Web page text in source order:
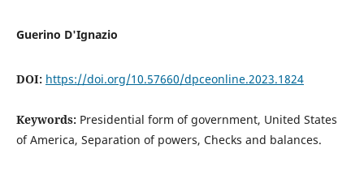
Guerino D'Ignazio
DOI: https://doi.org/10.57660/dpceonline.2023.1824
Keywords: Presidential form of government, United States
of America, Separation of powers, Checks and balances.